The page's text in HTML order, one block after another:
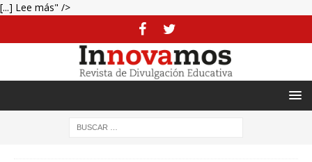
[...] Lee más" />